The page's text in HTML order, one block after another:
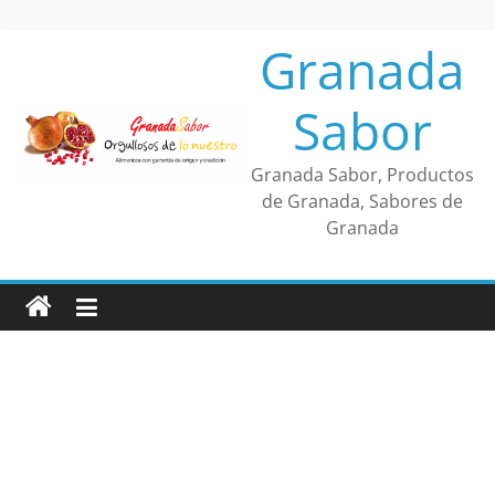
Granada
Sabor
Granada Sabor, Productos
de Granada, Sabores de
Granada